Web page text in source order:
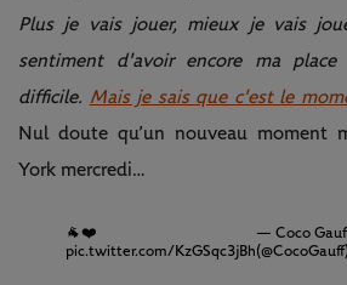
Plus je vais jouer, mieux je vais
sentiment d'avoir encore ma
difficile. Mais je sais que c'est le
Nul doute qu’un nouveau moment
York mercredi…
🐐❤️
pic.twitter.com/KzGSqc3jBh
— Coco
(@CocoGauff)